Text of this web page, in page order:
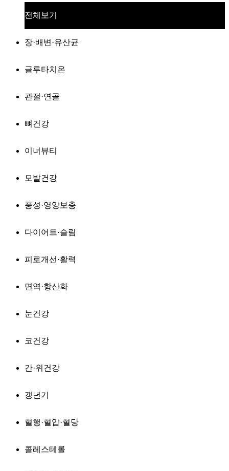
전체보기
장·배변·유산균
글루타치온
관절·연골
뼈건강
이너뷰티
모발건강
풍성·영양보충
다이어트·슬림
피로개선·활력
면역·항산화
눈건강
코건강
간·위건강
갱년기
혈행·혈압·혈당
콜레스테롤